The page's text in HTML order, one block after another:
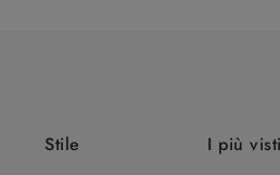
Stile I più